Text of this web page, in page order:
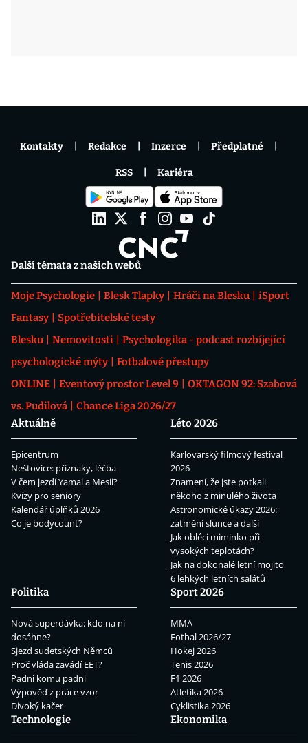
Další témata z našich webů
Moje Psychologie Blesk Tlapky Hráči na Blesku
iSport
Fantasy
Spotřebitelské testy
Blesku
Nemovitosti
Psychologika - podcast rozbíjející
psychologické mýty
Fotbalové přestupy
ONLINE
Eventový prostor Level 9
OKTAGON 92: Szabová
vs. Pudilová
Chance Liga 2026/27
Aktuálně
Epicentrum
Neštovice: příznaky, léčba
V čem jezdí Yamal a Mesii?
Kvízy pro seniory
Kalendář úplňků 2026
Co je bodycount?
Léto 2026
Karlovarský filmový festival
2026
Znamení, že jste potkali
někoho z minulého života
Astronomické úkazy 2026:
zatmění slunce a další
Jak obléci miminko při
vysokých teplotách?
Jak na dokonalé letní mojito
6 lehkých letních salátů
Politika
Nová superdávka: kdo na ní
dosáhne?
Sjezd sudetských Němců
Proč vláda zavádí EET?
Padni komu padni
Výpověď z práce vzor
Divoký kačer
Sport 2026
MMA
Fotbal 2026/27
Hokej 2026
Tenis 2026
F1 2026
Atletika 2026
Cyklistika 2026
Technologie
Ekonomika
Kontakty Redakce Inzerce Předplatné
RSS Kariéra